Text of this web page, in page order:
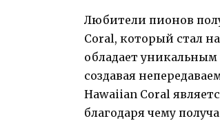
Любители пионов
Coral, который стал
обладает
создавая
Hawaiian Coral
благодаря чему